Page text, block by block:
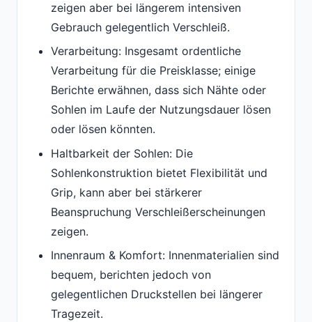
zeigen aber bei längerem intensiven
Gebrauch gelegentlich Verschleiß.
Verarbeitung: Insgesamt ordentliche
Verarbeitung für die Preisklasse; einige
Berichte erwähnen, dass sich Nähte oder
Sohlen im Laufe der Nutzungsdauer lösen
oder lösen könnten.
Haltbarkeit der Sohlen: Die
Sohlenkonstruktion bietet Flexibilität und
Grip, kann aber bei stärkerer
Beanspruchung Verschleißerscheinungen
zeigen.
Innenraum & Komfort: Innenmaterialien sind
bequem, berichten jedoch von
gelegentlichen Druckstellen bei längerer
Tragezeit.